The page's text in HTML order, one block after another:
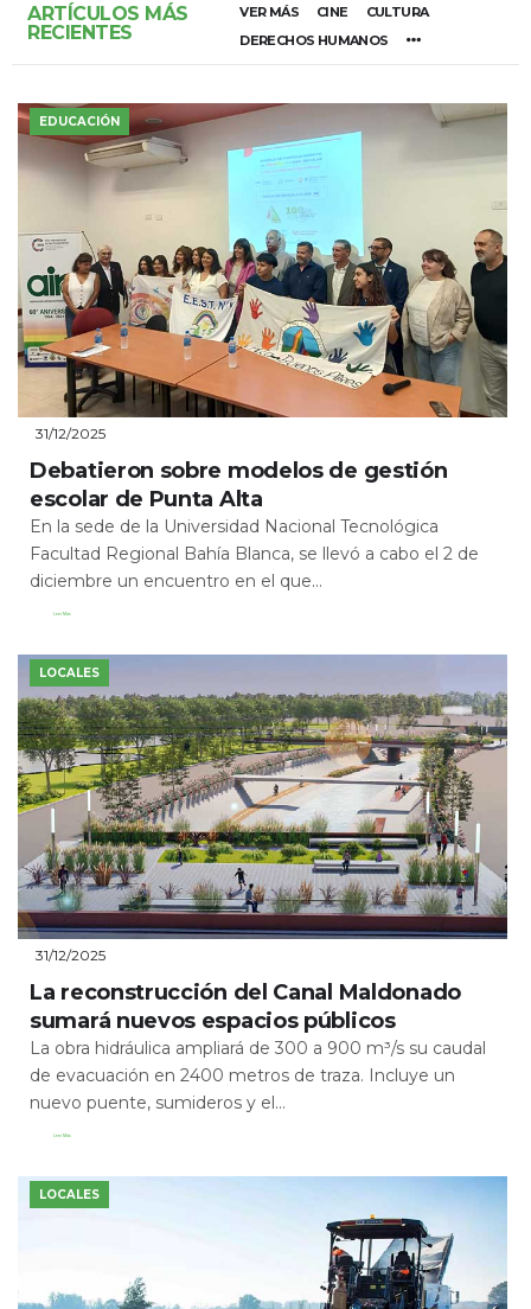
ARTÍCULOS MÁS
RECIENTES
VER MÁS CINE
CULTURA
DERECHOS HUMANOS
EDUCACIÓN
31/12/2025
Debatieron sobre modelos de gestión
escolar de Punta Alta
En la sede de la Universidad Nacional Tecnológica
Facultad Regional Bahía Blanca, se llevó a cabo el 2 de
diciembre un encuentro en el que...
Leer Más
LOCALES
31/12/2025
La reconstrucción del Canal Maldonado
sumará nuevos espacios públicos
La obra hidráulica ampliará de 300 a 900 m³/s su caudal
de evacuación en 2400 metros de traza. Incluye un
nuevo puente, sumideros y el...
Leer Más
LOCALES